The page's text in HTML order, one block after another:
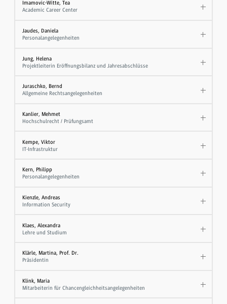
Imamovic-Witte, Tea
Academic Career Center
Jaudes, Daniela
Personalangelegenheiten
Jung, Helena
Projektleiterin Eröffnungsbilanz und Jahresabschlüsse
Juraschko, Bernd
Allgemeine Rechtsangelegenheiten
Kanlier, Mehmet
Hochschulrecht / Prüfungsamt
Kempe, Viktor
IT-Infrastruktur
Kern, Philipp
Personalangelegenheiten
Kienzle, Andreas
Information Security
Klaes, Alexandra
Lehre und Studium
Klärle, Martina, Prof. Dr.
Präsidentin
Klink, Maria
Mitarbeiterin für Chancengleichheitsangelegenheiten